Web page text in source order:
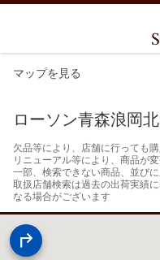
マップを見る
ローソン青森浪岡
欠品等により、店舗に行っても
リニューアル等により、商品が
一部、検索できない商品、並び
取扱店舗検索は過去の出荷実績
なる場合がございます